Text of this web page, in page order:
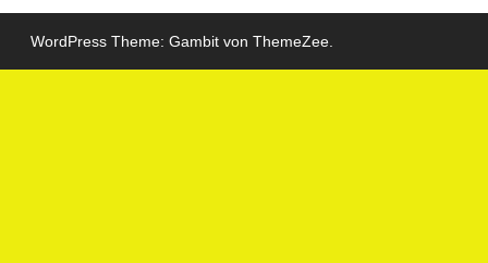
WordPress Theme: Gambit von ThemeZee.